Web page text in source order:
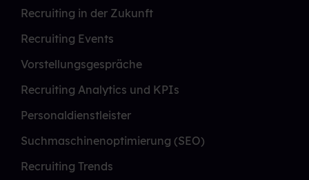
Recruiting in der Zukunft
Recruiting Events
Vorstellungsgespräche
Recruiting Analytics und KPIs
Personaldienstleister
Suchmaschinenoptimierung (SEO)
Recruiting Trends